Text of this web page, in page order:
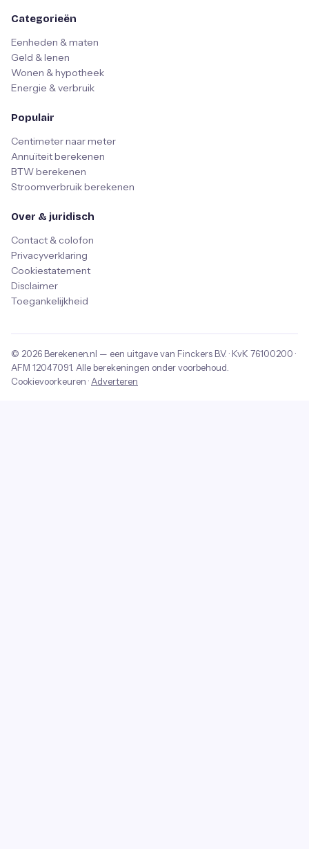
Categorieën
Eenheden & maten
Geld & lenen
Wonen & hypotheek
Energie & verbruik
Populair
Centimeter naar meter
Annuïteit berekenen
BTW berekenen
Stroomverbruik berekenen
Over & juridisch
Contact & colofon
Privacyverklaring
Cookiestatement
Disclaimer
Toegankelijkheid
© 2026 Berekenen.nl — een uitgave van Finckers B.V. · KvK 76100200 ·
AFM 12047091 . Alle berekeningen onder voorbehoud.
Cookievoorkeuren · Adverteren